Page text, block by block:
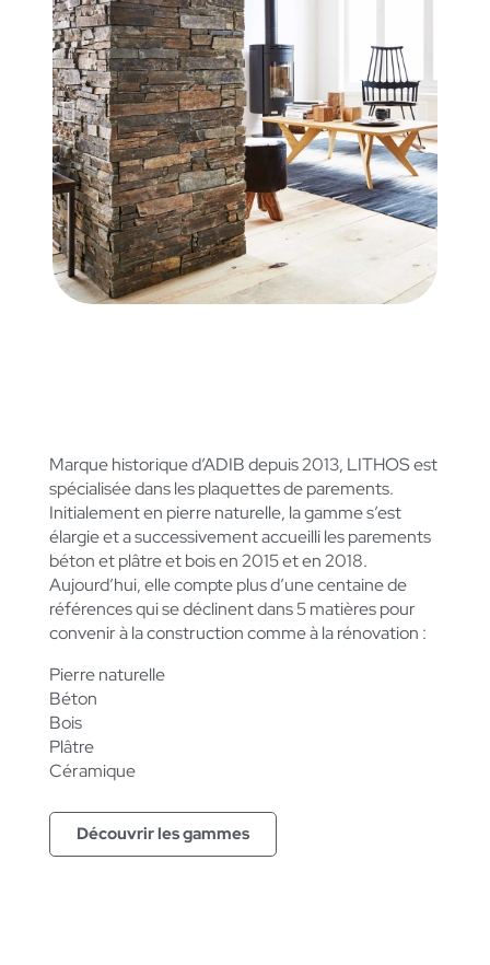
Marque historique d’ADIB depuis 2013, LITHOS est
spécialisée dans les plaquettes de parements.
Initialement en pierre naturelle, la gamme s’est
élargie et a successivement accueilli les parements
béton et plâtre et bois en 2015 et en 2018.
Aujourd’hui, elle compte plus d’une centaine de
références qui se déclinent dans 5 matières pour
convenir à la construction comme à la rénovation :
Pierre naturelle
Béton
Bois
Plâtre
Céramique
Découvrir les gammes